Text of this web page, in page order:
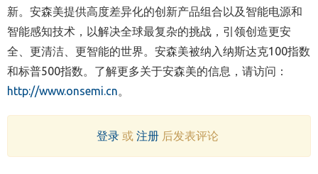
新。安森美提供高度差异化的创新产品组合以及智能电源和
智能感知技术，以解决全球最复杂的挑战，引领创造更安
全、更清洁、更智能的世界。安森美被纳入纳斯达克100指数
和标普500指数。了解更多关于安森美的信息，请访问：
http://www.onsemi.cn。
登录或 注册后发表评论